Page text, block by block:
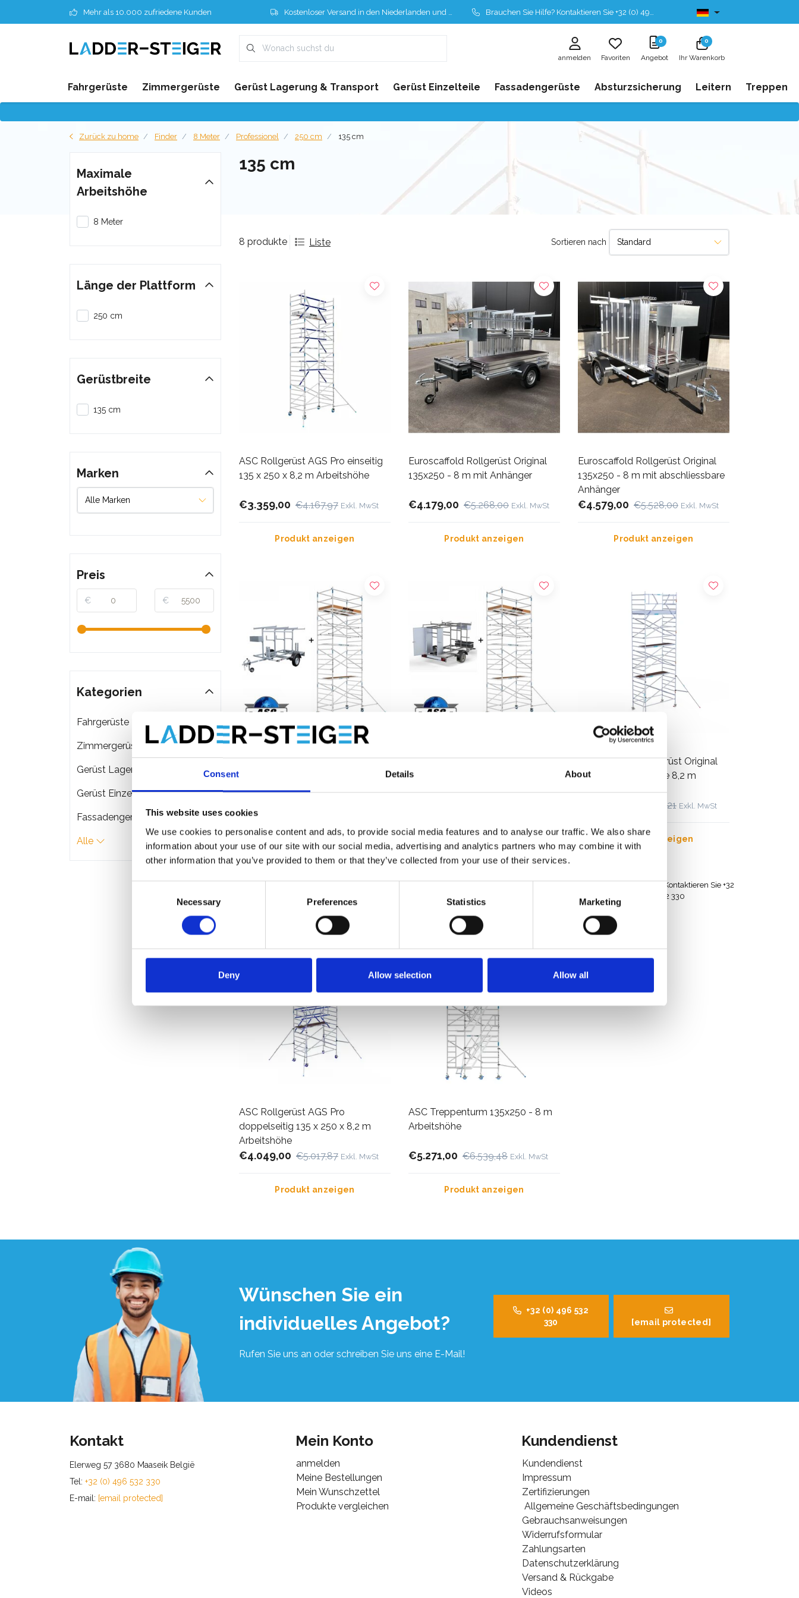
Consent Details About
This website uses cookies
We use cookies to personalise content and ads, to provide social media features and to analyse our traffic. We also share
information about your use of our site with our social media, advertising and analytics partners who may combine it with
other information that you’ve provided to them or that they’ve collected from your use of their services.
Necessary Preferences Statistics Marketing
Deny Allow selection Allow all
Mehr als 10.000 zufriedene Kunden Kostenloser Versand in den Niederlanden und Belgien Brauchen Sie Hilfe? Kontaktieren Sie +32 (0) 496 532 330 Ab lager lieferbar
anmelden Favoriten
0
Angebot
0
Ihr Warenkorb
Fahrgerüste Zimmergerüste Gerüst Lagerung & Transport Gerüst Einzelteile Fassadengerüste Absturzsicherung Leitern Treppen
Zurück zu home Finder 8 Meter Professionel 250 cm 135 cm
135 cm
8 produkte Liste Sortieren nach
ASC Rollgerüst AGS Pro einseitig
135 x 250 x 8,2 m Arbeitshöhe
€3.359,00 €4.167,97 Exkl. MwSt
Produkt anzeigen
Euroscaffold Rollgerüst Original
135x250 - 8 m mit Anhänger
€4.179,00 €5.268,00 Exkl. MwSt
Produkt anzeigen
Euroscaffold Rollgerüst Original
135x250 - 8 m mit abschliessbare
Anhänger
€4.579,00 €5.528,00 Exkl. MwSt
Produkt anzeigen
ASC Rollgerüst 1,35 x 2,50
Produkt anzeigen
ASC Rollgerüst 135 x 250 - 8 m
mit abschliessbare Anhänger
EuroScaffold Rollgerüst Original
135x250 Arbeitshöhe 8,2 m
€3.506,21 Exkl. MwSt
Produkt anzeigen
Brauchen Sie Hilfe? Kontaktieren Sie +32
(0) 496 532 330
ASC Rollgerüst AGS Pro
doppelseitig 135 x 250 x 8,2 m
Arbeitshöhe
€4.049,00 €5.017,87 Exkl. MwSt
Produkt anzeigen
ASC Treppenturm 135x250 - 8 m
Arbeitshöhe
€5.271,00 €6.539,48 Exkl. MwSt
Produkt anzeigen
Maximale
Arbeitshöhe
8 Meter
Länge der Plattform
250 cm
Gerüstbreite
135 cm
Marken
Preis
€ €
Kategorien
Fahrgerüste
Zimmergerüste
Gerüst Lagerung & Transport
Gerüst Einzelteile
Fassadengerüste
Alle
Wünschen Sie ein
individuelles Angebot?
Rufen Sie uns an oder schreiben Sie uns eine E-Mail!
+32 (0) 496 532
330
[email protected]
Kontakt
Elerweg 57 3680 Maaseik België
Tel: +32 (0) 496 532 330
E-mail: [email protected]
Mein Konto
anmelden
Meine Bestellungen
Mein Wunschzettel
Produkte vergleichen
Kundendienst
Kundendienst
Impressum
Zertifizierungen
Allgemeine Geschäftsbedingungen
Gebrauchsanweisungen
Widerrufsformular
Zahlungsarten
Datenschutzerklärung
Versand & Rückgabe
Videos